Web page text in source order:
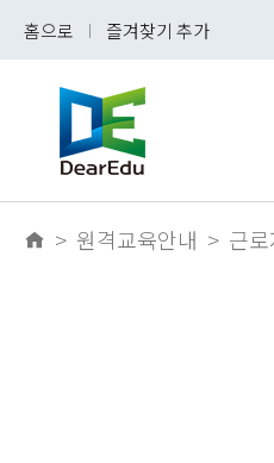
홈으로 즐겨찾기 추가
> 원격교육안내 > 근